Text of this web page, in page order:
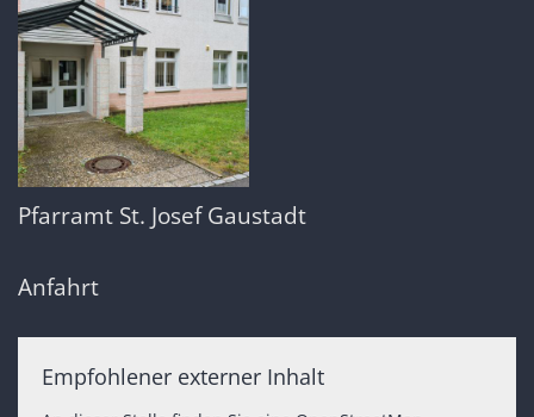
Pfarramt St. Josef Gaustadt
Anfahrt
Empfohlener externer Inhalt